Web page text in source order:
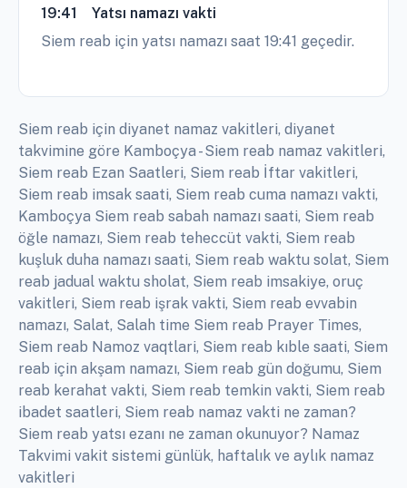
19:41
Yatsı namazı vakti
Siem reab için yatsı namazı saat 19:41 geçedir.
Siem reab için diyanet namaz vakitleri, diyanet
takvimine göre Kamboçya - Siem reab namaz vakitleri,
Siem reab Ezan Saatleri, Siem reab İftar vakitleri,
Siem reab imsak saati, Siem reab cuma namazı vakti,
Kamboçya Siem reab sabah namazı saati, Siem reab
öğle namazı, Siem reab teheccüt vakti, Siem reab
kuşluk duha namazı saati, Siem reab waktu solat, Siem
reab jadual waktu sholat, Siem reab imsakiye, oruç
vakitleri, Siem reab işrak vakti, Siem reab evvabin
namazı, Salat, Salah time Siem reab Prayer Times,
Siem reab Namoz vaqtlari, Siem reab kıble saati, Siem
reab için akşam namazı, Siem reab gün doğumu, Siem
reab kerahat vakti, Siem reab temkin vakti, Siem reab
ibadet saatleri, Siem reab namaz vakti ne zaman?
Siem reab yatsı ezanı ne zaman okunuyor? Namaz
Takvimi vakit sistemi günlük, haftalık ve aylık namaz
vakitleri